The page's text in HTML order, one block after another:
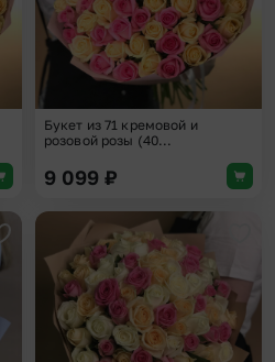
Букет из 71 кремовой и
розовой розы (40...
9 099 ₽
Добавить в избранное